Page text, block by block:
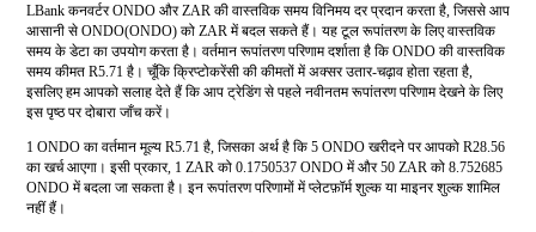
LBank कनवर्टर ONDO और ZAR की वास्तविक समय विनिमय दर प्रदान करता है, जिससे आप
आसानी से ONDO(ONDO) को ZAR में बदल सकते हैं। यह टूल रूपांतरण के लिए वास्तविक
समय के डेटा का उपयोग करता है। वर्तमान रूपांतरण परिणाम दर्शाता है कि ONDO की वास्तविक
समय कीमत R5.71 है। चूँकि क्रिप्टोकरेंसी की कीमतों में अक्सर उतार-चढ़ाव होता रहता है,
इसलिए हम आपको सलाह देते हैं कि आप ट्रेडिंग से पहले नवीनतम रूपांतरण परिणाम देखने के लिए
इस पृष्ठ पर दोबारा जाँच करें।
1 ONDO का वर्तमान मूल्य R5.71 है, जिसका अर्थ है कि 5 ONDO खरीदने पर आपको R28.56
का खर्च आएगा। इसी प्रकार, 1 ZAR को 0.1750537 ONDO में और 50 ZAR को 8.752685
ONDO में बदला जा सकता है। इन रूपांतरण परिणामों में प्लेटफ़ॉर्म शुल्क या माइनर शुल्क शामिल
नहीं हैं।